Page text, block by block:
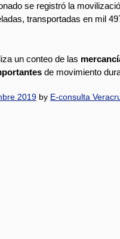
se registró la
transportadas en mil
un conteo de las
de movimiento
2019 by E-consulta